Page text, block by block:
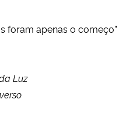
foram apenas o começo”
Luz